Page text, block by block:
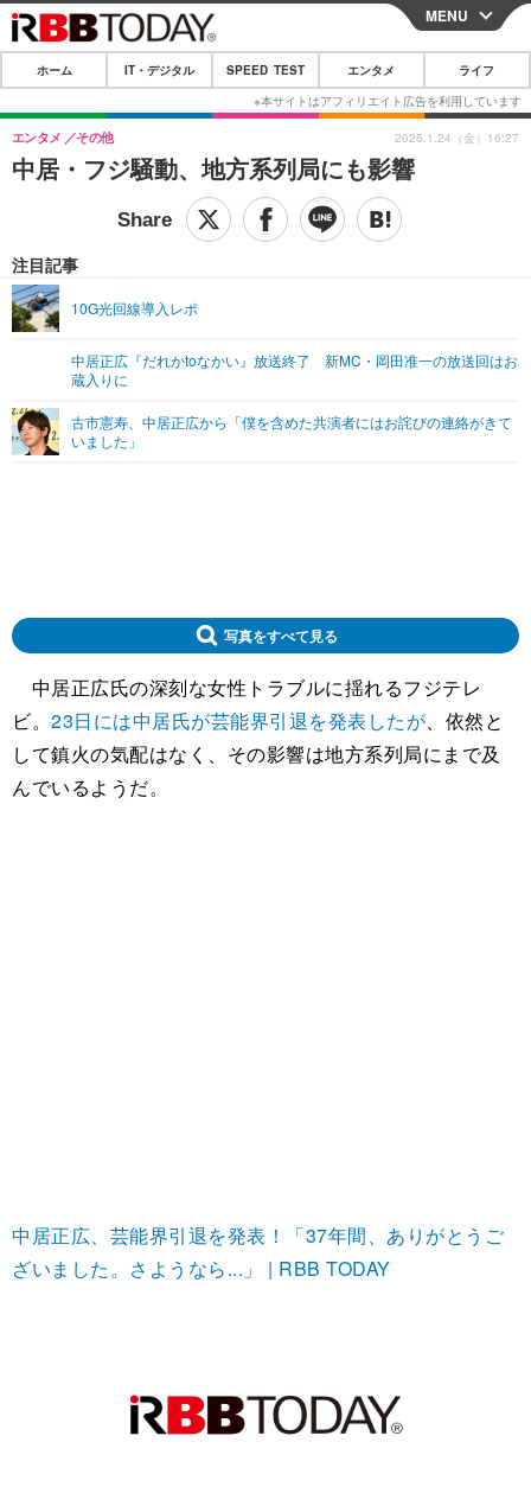
CLOSE
ホーム
IT・デジタル
IT・デジタルTOP スマートフォン
ネタ ガジェット・ツール
SPEED TEST
音楽 スポーツ
グラビア ブログ
ライフ
ペット ショッピング
その他
リリース一覧
プッシュ通知の停止方法
MENU
ホーム IT・デジタル SPEED TEST エンタメ ライフ
中居・フジ騒動、地方系列局にも影響
エンタメ その他
注目記事
10G光回線導入レポ
中居正広『だれかtoなかい』放送終了 新MC・岡田准一の放送回はお
蔵入りに
古市憲寿、中居正広から「僕を含めた共演者にはお詫びの連絡がきて
いました」
2025.1.24（金）16:27
写真をすべて見る
中居正広氏の深刻な女性トラブルに揺れるフジテレ
ビ。 23日には中居氏が芸能界引退を発表したが、依然と
して鎮火の気配はなく、その影響は地方系列局にまで及
んでいるようだ。
中居正広、芸能界引退を発表！「37年間、ありがとうご
ざいました。さようなら...」 | RBB TODAY